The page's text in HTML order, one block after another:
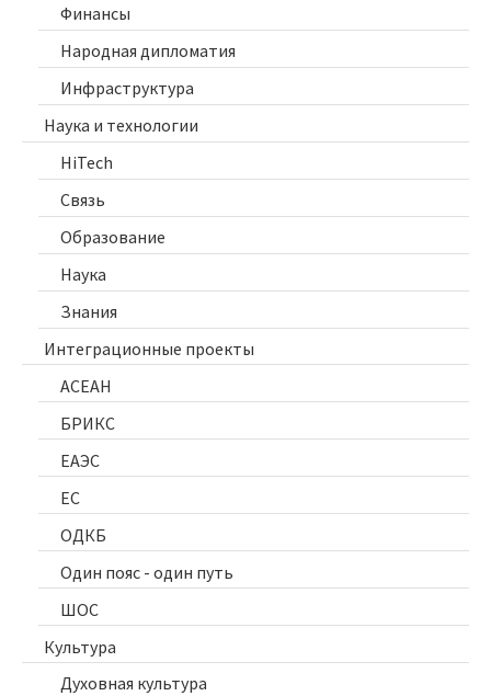
Финансы
Народная дипломатия
Инфраструктура
Наука и технологии
HiTech
Связь
Образование
Наука
Знания
Интеграционные проекты
АСЕАН
БРИКС
ЕАЭС
ЕС
ОДКБ
Один пояс - один путь
ШОС
Культура
Духовная культура